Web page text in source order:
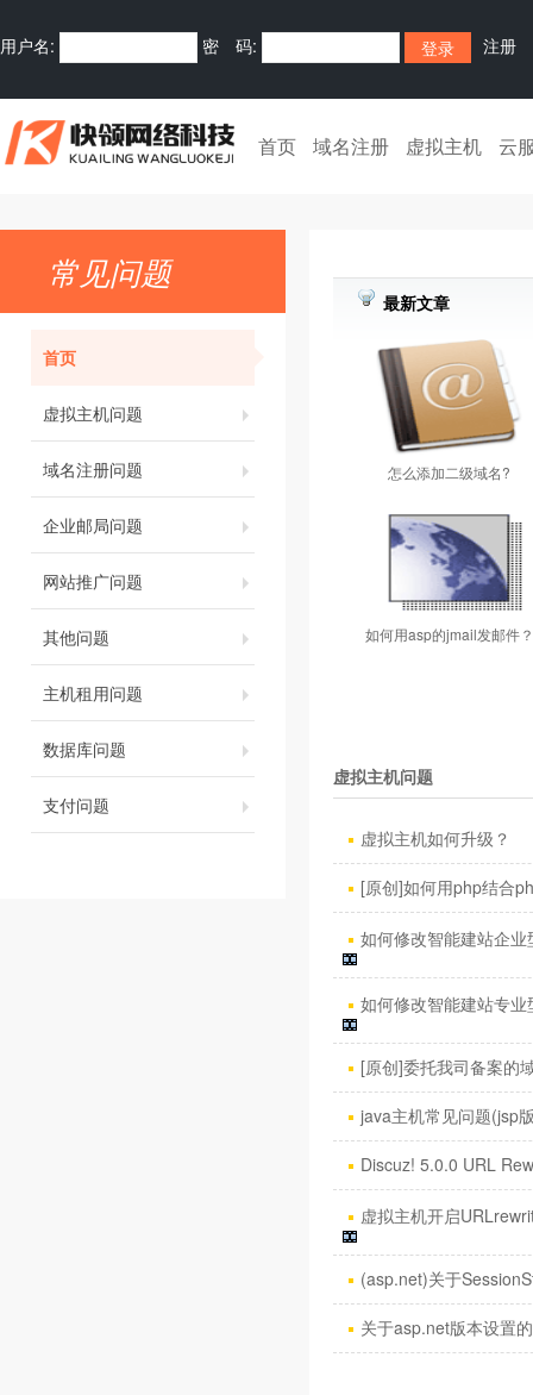
用户名: 密 码: 注册
首页 域名注册 虚拟主机 云
常见问题
首页
虚拟主机问题
域名注册问题
企业邮局问题
网站推广问题
其他问题
主机租用问题
数据库问题
支付问题
最新文章
怎么添加二级域名?
如何用asp的jmail发邮件？
虚拟主机问题
虚拟主机如何升级？
[原创]如何用php结合
如何修改智能建站企
如何修改智能建站专
[原创]委托我司备案的
java主机常见问题(jsp
Discuz! 5.0.0 URL
虚拟主机开启
(asp.net)关于
关于asp.net版本设置